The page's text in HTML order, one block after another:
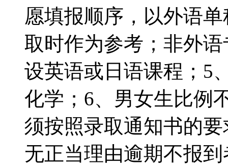
愿填报顺序，以外语
取时作为参考；非外
设英语或日语课程；5
化学；6、男女生比例
须按照录取通知书的
无正当理由逾期不报